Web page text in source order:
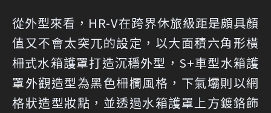
從外型來看，HR-V在跨界休旅級距是頗具顏
值又不會太突兀的設定，以大面積六角形橫
柵式水箱護罩打造沉穩外型，S+車型水箱護
罩外觀造型為黑色柵欄風格，下氣壩則以網
格狀造型妝點，並透過水箱護罩上方鍍鉻飾